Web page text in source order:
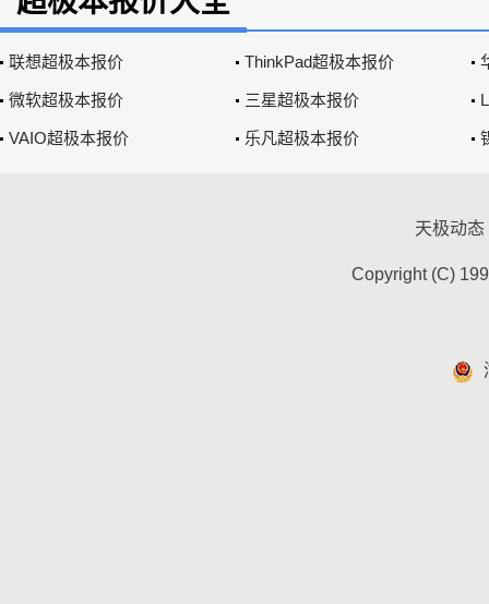
联想超极本报价 ThinkPad超极本报价
微软超极本报价 三星超极本报价
VAIO超极本报价 乐凡超极本报价
天极动态
Copyright (C)